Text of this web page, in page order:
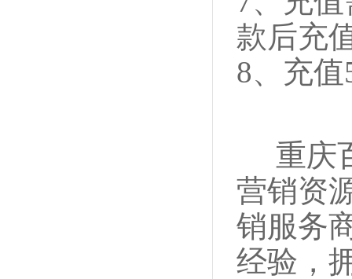
款后充
8、充值
重庆
营销资
销服务
经验，